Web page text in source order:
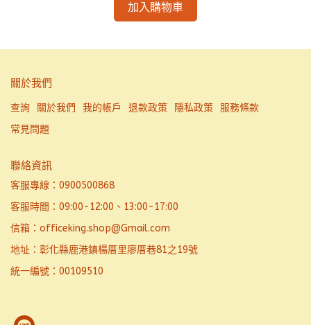
加入購物車
關於我們
查詢 關於我們 我的帳戶 退款政策 隱私政策
服務條款
常見問題
聯絡資訊
客服專線：0900500868
客服時間：09:00-12:00、13:00-17:00
信箱：officeking.shop@Gmail.com
地址：彰化縣鹿港鎮楊厝里廖厝巷81之19號
統一編號：00109510